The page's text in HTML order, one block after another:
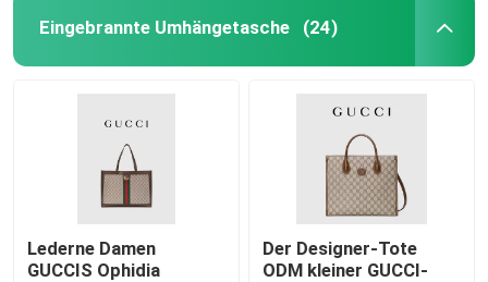
Eingebrannte Umhängetasche (24)
Lederne Damen
GUCCIS Ophidia
Der Designer-Tote
ODM kleiner GUCCI-